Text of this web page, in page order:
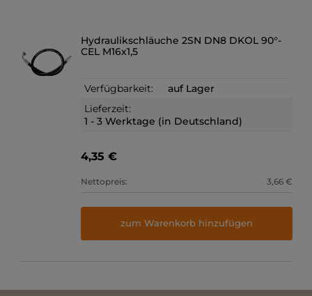
Hydraulikschläuche 2SN DN8 DKOL 90°-
CEL M16x1,5
Verfügbarkeit:
auf Lager
Lieferzeit:
1 - 3 Werktage (in Deutschland)
4,35 €
Nettopreis: 3,66 €
zum Warenkorb hinzufügen